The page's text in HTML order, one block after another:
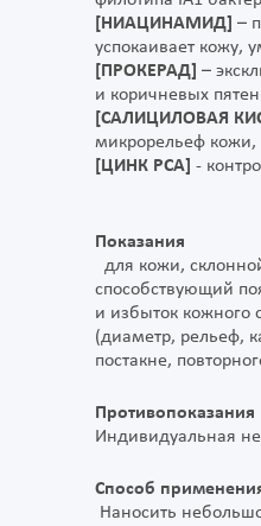
[НИАЦИНАМИД] –
успокаивает кожу,
[ПРОКЕРАД] –
и коричневых
[САЛИЦИЛОВАЯ
микрорельеф кожи,
[ЦИНК PCA] -
Показания
для кожи,
способствующий
и избыток кожного
(диаметр, рельеф,
постакне,
Противопоказания
Индивидуальная
Способ
Наносить